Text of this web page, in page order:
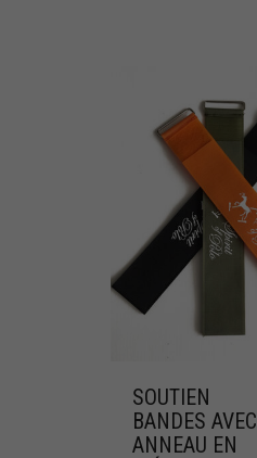
SOUTIEN
BANDES AVEC
ANNEAU EN